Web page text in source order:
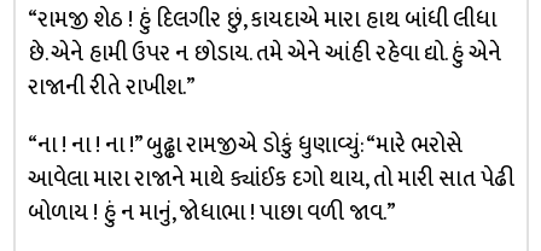
“રામજી શેઠ ! હું દિલગીર છું, કાયદાએ મારા હાથ બાંધી લીધા
છે. એને હામી ઉપર ન છોડાય. તમે એને આંહી રહેવા દ્યો. હું એને
રાજાની રીતે રાખીશ.”
“ના ! ના ! ના !” બુઢ્ઢા રામજીએ ડોકું ધુણાવ્યું: “મારે ભરોસે
આવેલા મારા રાજાને માથે ક્યાંઈક દગો થાય, તો મારી સાત પેઢી
બોળાય ! હું ન માનું, જોધાભા ! પાછા વળી જાવ.”